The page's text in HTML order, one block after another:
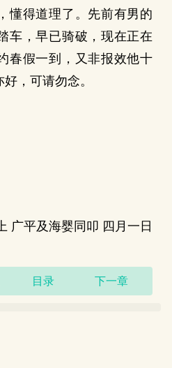
懂得道理了。先前有男的
车，早已骑破，现在正在
春假一到，又非报效他十
，可请勿念。
广平及海婴同叩 四月一日
目录 下一章